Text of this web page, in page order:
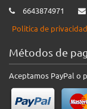
6643874971
Politica de privacidad
Métodos de
Aceptamos PayPal o